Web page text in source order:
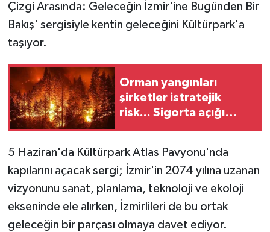
Çizgi Arasında: Geleceğin İzmir'ine Bugünden Bir
Bakış' sergisiyle kentin geleceğini Kültürpark'a
taşıyor.
Orman yangınları
şirketler istratejik
risk... Sigorta açığı
5 Haziran'da Kültürpark Atlas Pavyonu'nda
kapılarını açacak sergi; İzmir'in 2074 yılına uzanan
vizyonunu sanat, planlama, teknoloji ve ekoloji
ekseninde ele alırken, İzmirlileri de bu ortak
geleceğin bir parçası olmaya davet ediyor.